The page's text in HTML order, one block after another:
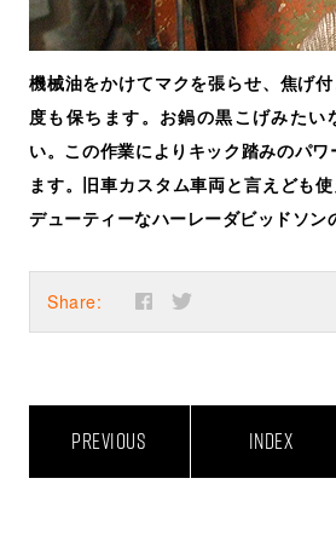
機械油をかけてマクを張らせ、焦げ
度も保ちます。お鍋の黒こげみたい
い。この作業によりキック踏みのパ
ます。旧車カスタム車両と言えども
デューティーなハーレーダビッドソン
Share:
PREVIOUS INDEX